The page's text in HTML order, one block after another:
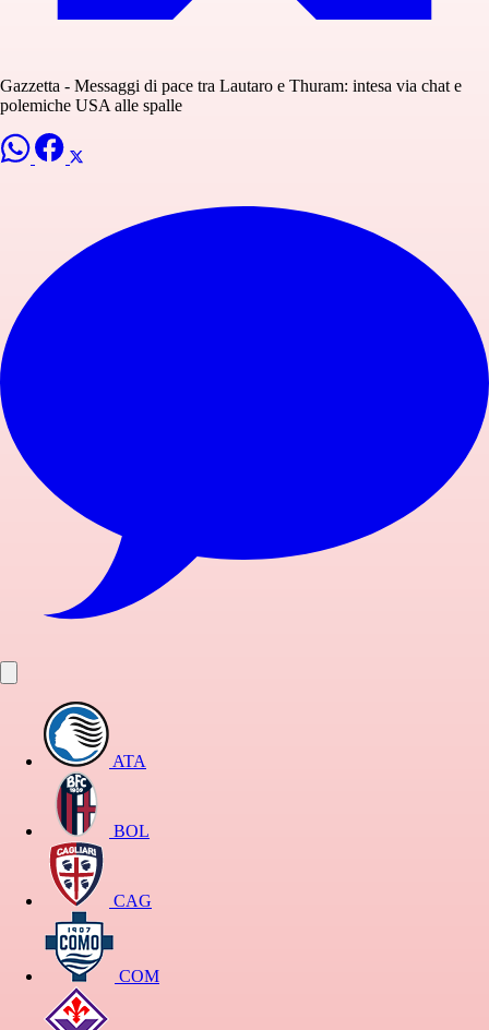
Gazzetta - Messaggi di pace tra Lautaro e Thuram: intesa via chat e
polemiche USA alle spalle
ATA
BOL
CAG
COM